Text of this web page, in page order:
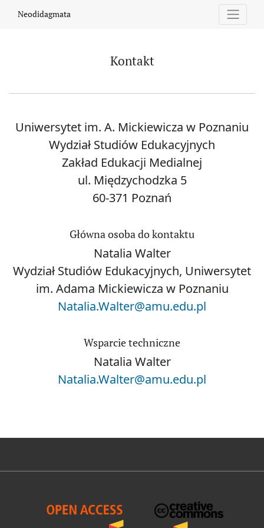
Neodidagmata
Kontakt
Uniwersytet im. A. Mickiewicza w Poznaniu
Wydział Studiów Edukacyjnych
Zakład Edukacji Medialnej
ul. Międzychodzka 5
60-371 Poznań
Główna osoba do kontaktu
Natalia Walter
Wydział Studiów Edukacyjnych, Uniwersytet
im. Adama Mickiewicza w Poznaniu
Natalia.Walter@amu.edu.pl
Wsparcie techniczne
Natalia Walter
Natalia.Walter@amu.edu.pl